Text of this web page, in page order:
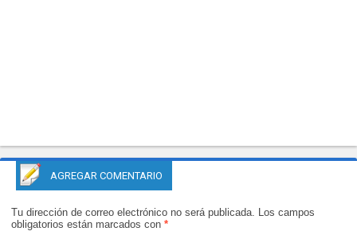
AGREGAR COMENTARIO
Tu dirección de correo electrónico no será publicada.
Los campos
obligatorios están marcados con *